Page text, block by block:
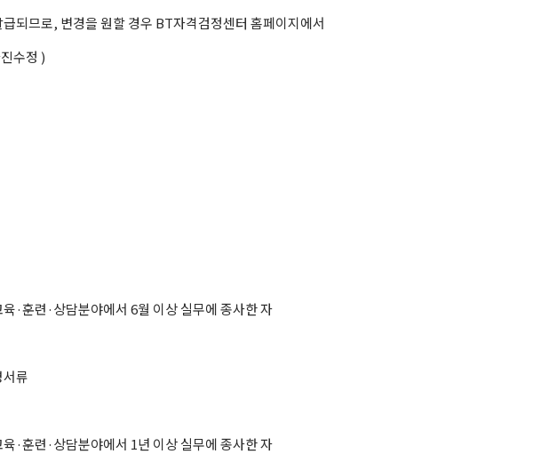
므로, 변경을 원할 경우 BT자격검정센터 홈페이지에서
수정 )
·훈련·상담분야에서 6월 이상 실무에 종사한 자
류
·훈련·상담분야에서 1년 이상 실무에 종사한 자